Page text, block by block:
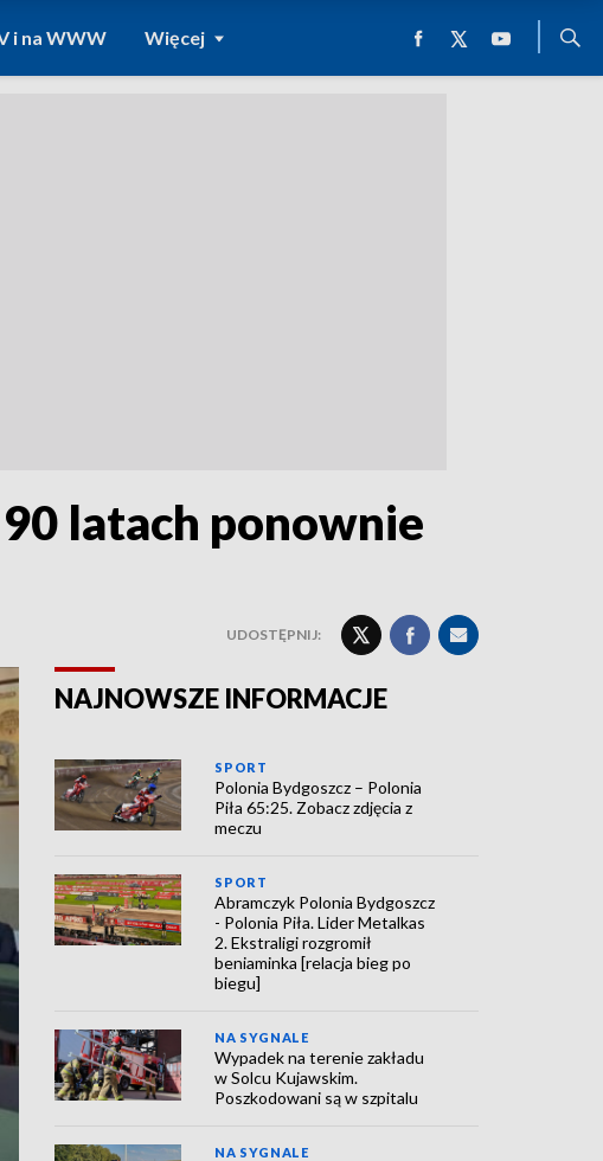
i na WWW Więcej
latach ponownie
UDOSTĘPNIJ:
NAJNOWSZE INFORMACJE
SPORT
Polonia Bydgoszcz – Polonia
Piła 65:25. Zobacz zdjęcia z
meczu
SPORT
Abramczyk Polonia Bydgoszcz
- Polonia Piła. Lider Metalkas
2. Ekstraligi rozgromił
beniaminka [relacja bieg po
biegu]
NA SYGNALE
Wypadek na terenie zakładu
w Solcu Kujawskim.
Poszkodowani są w szpitalu
NA SYGNALE